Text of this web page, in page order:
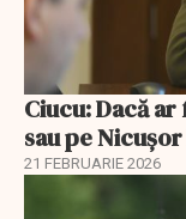
Ciucu: Dacă ar
sau pe Nicușor
21 FEBRUARIE 2026